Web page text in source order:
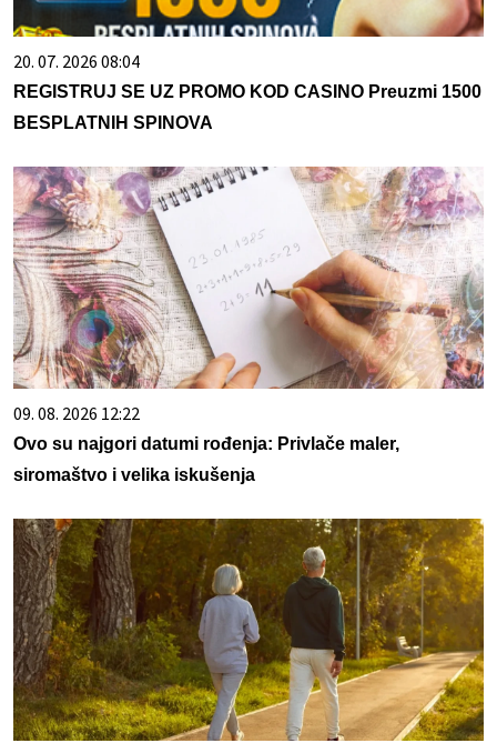
20. 07. 2026 08:04
REGISTRUJ SE UZ PROMO KOD CASINO Preuzmi 1500
BESPLATNIH SPINOVA
09. 08. 2026 12:22
Ovo su najgori datumi rođenja: Privlače maler,
siromaštvo i velika iskušenja